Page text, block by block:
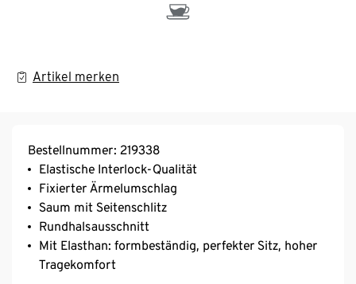
Artikel merken
Bestellnummer: 219338
Elastische Interlock-Qualität
Fixierter Ärmelumschlag
Saum mit Seitenschlitz
Rundhalsausschnitt
Mit Elasthan: formbeständig, perfekter Sitz, hoher
Tragekomfort